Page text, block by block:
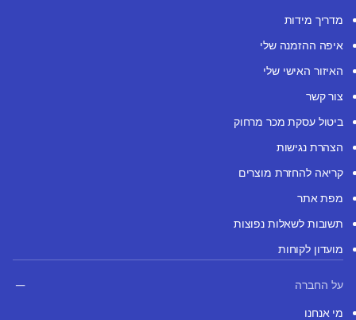
מדריך מידות
איפה ההזמנה שלי
האיזור האישי שלי
צור קשר
ביטול עסקת מכר מרחוק
הצהרת נגישות
קריאה להחזרת מוצרים
מפת אתר
תשובות לשאלות נפוצות
מועדון לקוחות
על החברה
מי אנחנו